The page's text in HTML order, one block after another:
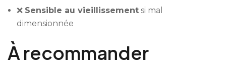
❌ Sensible au vieillissement si mal
dimensionnée
À recommander